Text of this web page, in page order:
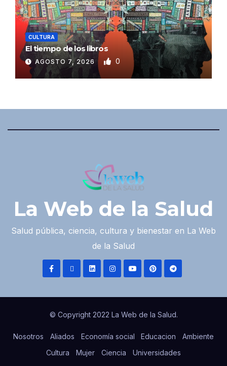
CULTURA
El tiempo de los libros
AGOSTO 7, 2026 0
La Web de la Salud
Salud pública, ciencia, cultura y bienestar en La Web
de la Salud
© Copyright 2022 La Web de la Salud.
Nosotros Aliados Economía social Educacion
Ambiente
Cultura
Mujer Ciencia
Universidades